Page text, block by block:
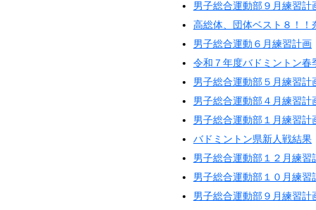
男子総合運動部９月練習計
高総体、団体ベスト８！！
男子総合運動６月練習計画
令和７年度バドミントン
男子総合運動部５月練習計
男子総合運動部４月練習計
男子総合運動部１月練習計
バドミントン県新人戦結果
男子総合運動部１２月練習
男子総合運動部１０月練習
男子総合運動部９月練習計